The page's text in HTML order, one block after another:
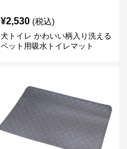
¥2,530 (税込)
犬トイレ かわいい柄入り洗える
ペット用吸水トイレマット